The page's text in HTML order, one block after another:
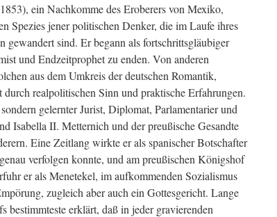
ein Nachkomme des Eroberers von Mexiko,
Spezies jener politischen Denker, die im Laufe ihres
gewandert sind. Er begann als fortschrittsgläubiger
und Endzeitprophet zu enden. Von anderen
aus dem Umkreis der deutschen Romantik,
realpolitischen Sinn und praktische Erfahrungen.
gelernter Jurist, Diplomat, Parlamentarier und
Isabella II. Metternich und der preußische Gesandte
Eine Zeitlang wirkte er als spanischer Botschafter
verfolgen konnte, und am preußischen Königshof
er als Menetekel, im aufkommenden Sozialismus
zugleich aber auch ein Gottesgericht. Lange
erklärt, daß in jeder gravierenden